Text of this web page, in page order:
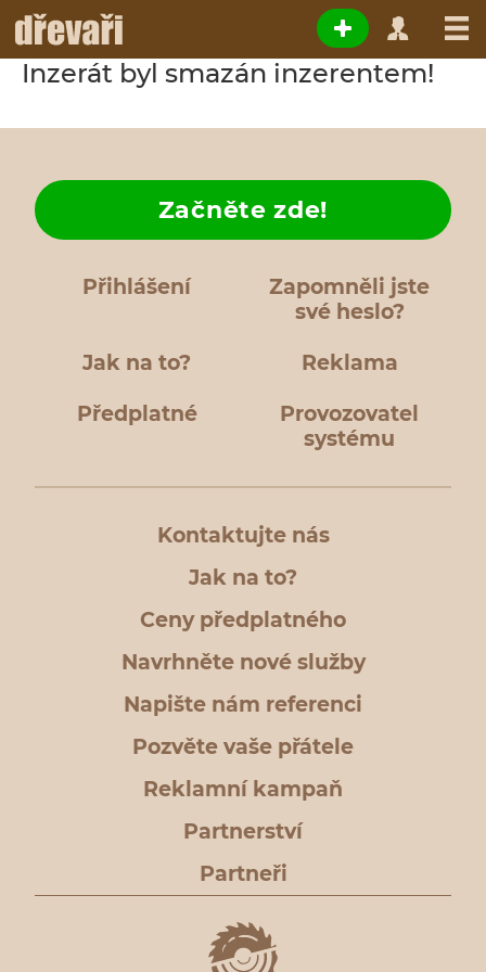
Inzerát byl smazán inzerentem!
Přihlášení
Zapomněli jste
své heslo?
Jak na to?
Začněte zde!
Reklama
Předplatné
Provozovatel
systému
Kontaktujte nás
Jak na to?
Ceny předplatného
Navrhněte nové služby
Napište nám referenci
Pozvěte vaše přátele
Reklamní kampaň
Partnerství
Partneři